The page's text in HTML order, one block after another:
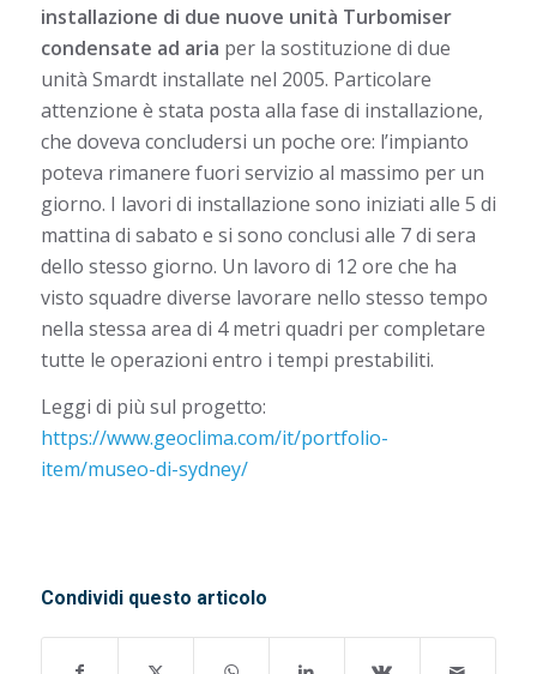
installazione di due nuove unità Turbomiser
condensate ad aria per la sostituzione di due
unità Smardt installate nel 2005. Particolare
attenzione è stata posta alla fase di installazione,
che doveva concludersi un poche ore: l’impianto
poteva rimanere fuori servizio al massimo per un
giorno. I lavori di installazione sono iniziati alle 5 di
mattina di sabato e si sono conclusi alle 7 di sera
dello stesso giorno. Un lavoro di 12 ore che ha
visto squadre diverse lavorare nello stesso tempo
nella stessa area di 4 metri quadri per completare
tutte le operazioni entro i tempi prestabiliti.
Leggi di più sul progetto:
https://www.geoclima.com/it/portfolio-
item/museo-di-sydney/
Condividi questo articolo